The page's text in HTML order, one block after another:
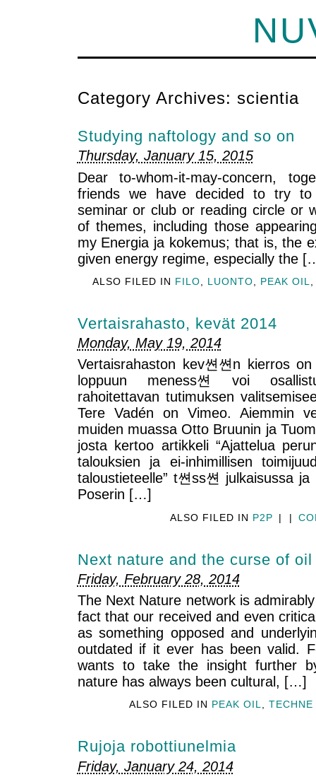
Category Archives: scientia
Studying naftology and so on
Thursday, January 15, 2015
Dear to-whom-it-may-concern,
friends we have decided to try
seminar or club or reading circle or
of themes, including those
my Energia ja kokemus; that is, the
given energy regime, especially the
ALSO FILED IN FILO LUONTO PEAK OIL
Vertaisrahasto, kevät 2014
Monday, May 19, 2014
Vertaisrahaston kev쎤쎤n kierros
loppuun meness쎤 voi
rahoitettavan tutimuksen
Tere Vadén on Vimeo. Aiemmin
muiden muassa Otto Bruunin ja
josta kertoo artikkeli “Ajattelua
talouksien ja ei-inhimillisen
taloustieteelle” t쎤ss쎤 julkaisussa
Poserin […]
ALSO FILED IN P2P | |
Next nature and the curse of oil
Friday, February 28, 2014
The Next Nature network is
fact that our received and even
as something opposed and
outdated if it ever has been valid.
wants to take the insight further
nature has always been cultural, […]
ALSO FILED IN PEAK OIL,TECHNE
Rujoja robottiunelmia
Friday, January 24, 2014